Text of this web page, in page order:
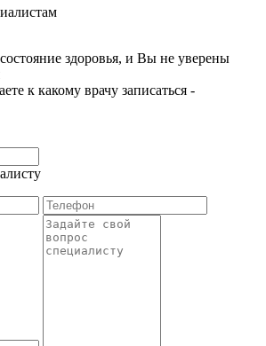
здоровья, и Вы не уверены
к какому врачу записаться -